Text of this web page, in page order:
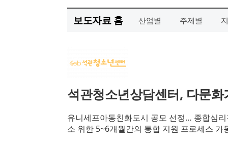
보도자료 홈 산업별 주제별
석관청소년상담센터, 다문화
유니세프아동친화도시 공모 선정… 종합심
소 위한 5~6개월간의 통합 지원 프로세스 가